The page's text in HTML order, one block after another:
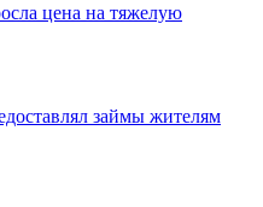
цена на тяжелую
займы жителям